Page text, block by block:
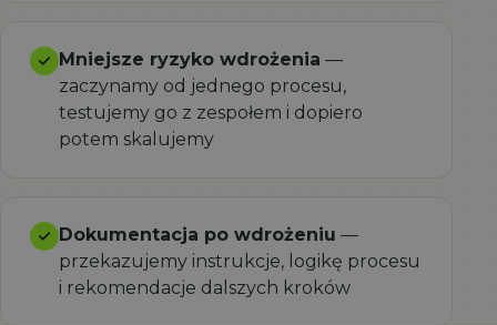
Mniejsze ryzyko wdrożenia —
zaczynamy od jednego procesu,
testujemy go z zespołem i dopiero
potem skalujemy
Dokumentacja po wdrożeniu —
przekazujemy instrukcje, logikę procesu
i rekomendacje dalszych kroków